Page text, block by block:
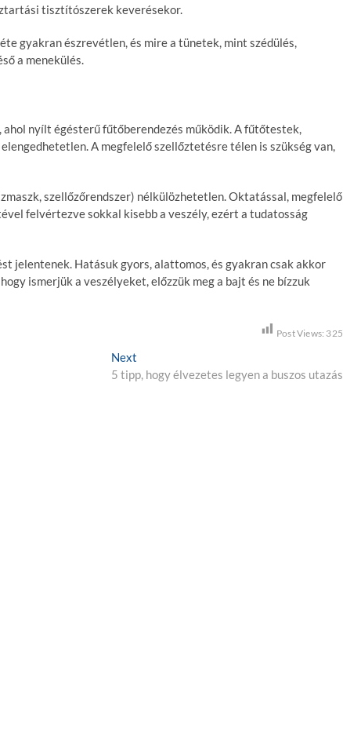
tisztítószerek keverésekor.
gyakran észrevétlen, és mire a tünetek, mint szédülés,
a menekülés.
nyílt égésterű fűtőberendezés működik. A fűtőtestek,
A megfelelő szellőztetésre télen is szükség van,
szellőzőrendszer) nélkülözhetetlen. Oktatással, megfelelő
felvértezve sokkal kisebb a veszély, ezért a tudatosság
jelentenek. Hatásuk gyors, alattomos, és gyakran csak akkor
ismerjük a veszélyeket, előzzük meg a bajt és ne bízzuk
Post Views: 325
Next
e
5 tipp, hogy élvezetes legyen a buszos utazás